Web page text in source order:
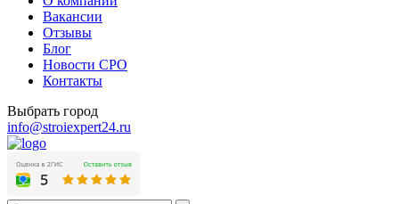
Вакансии
Отзывы
Блог
Новости СРО
Контакты
Выбрать город
info@stroiexpert24.ru